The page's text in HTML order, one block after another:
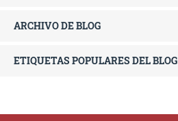
ARCHIVO DE BLOG
ETIQUETAS POPULARES DEL BLOG